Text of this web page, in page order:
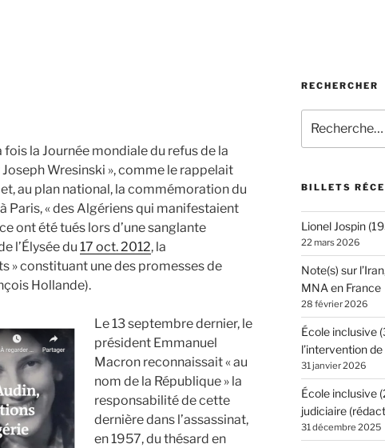
fois la Journée mondiale du refus de la
Wresinski », comme le rappelait
et, au plan national, la commémoration du
Paris, « des Algériens qui manifestaient
ont été tués lors d’une sanglante
l’Élysée du 17 oct. 2012, la
» constituant une des promesses de
Hollande).
Le 13 septembre dernier, le
président Emmanuel
Macron reconnaissait « au
nom de la République » la
responsabilité de cette
dernière dans l’assassinat,
en 1957, du thésard en
RECHERCHER
pour
:
BILLETS
Lionel Jospin
22 mars 2026
Note(s) sur
MNA en France
28 février 2026
École inclusive
l’intervention
31 janvier 2026
École inclusive
judiciaire
31 décembre 2025